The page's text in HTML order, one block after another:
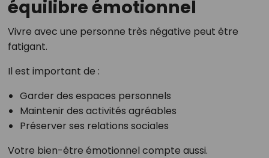
équilibre émotionnel
Vivre avec une personne très négative peut être
fatigant.
Il est important de :
Garder des espaces personnels
Maintenir des activités agréables
Préserver ses relations sociales
Votre bien-être émotionnel compte aussi.